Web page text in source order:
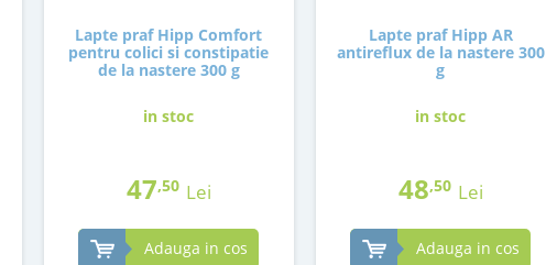
Lapte praf Hipp Comfort
pentru colici si constipatie
de la nastere 300 g
in stoc
47,50 Lei
Adauga in cos
Lapte praf Hipp AR
antireflux de la nastere 300
g
in stoc
48,50 Lei
Adauga in cos